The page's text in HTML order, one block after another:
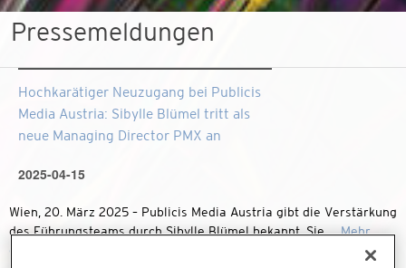
Pressemeldungen
Hochkarätiger Neuzugang bei Publicis
Media Austria: Sibylle Blümel tritt als
neue Managing Director PMX an
2025-04-15
Wien, 20. März 2025 – Publicis Media Austria gibt die Verstärkung
des Führungsteams durch Sibylle Blümel bekannt. Sie …Mehr
erfahren »